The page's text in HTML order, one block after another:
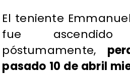
El teniente
fue
póstumamente,
pasado 10 de abril